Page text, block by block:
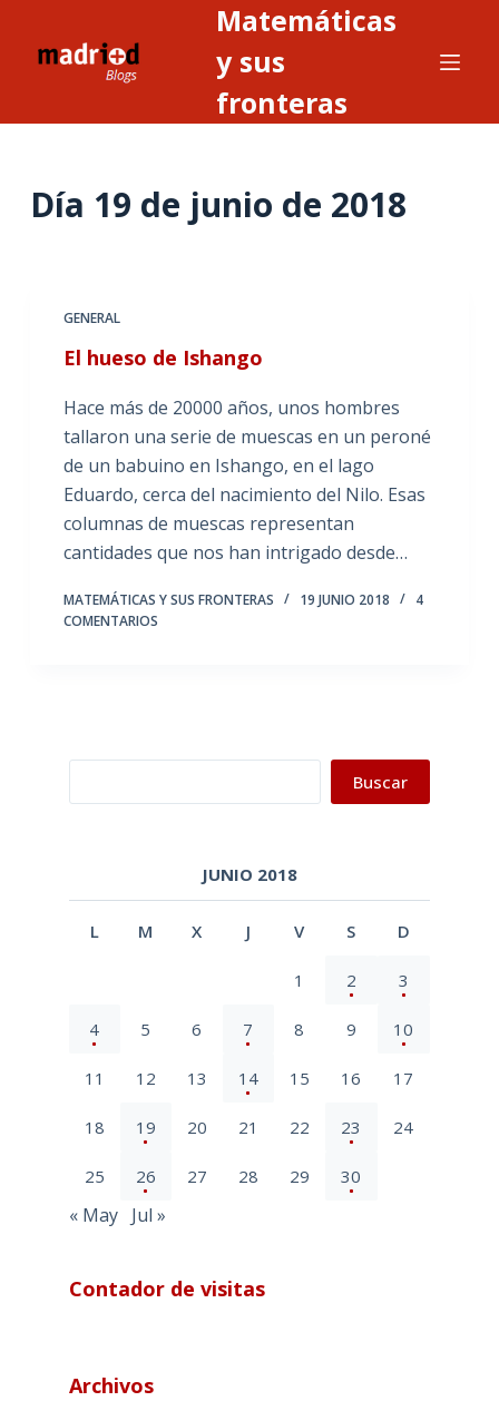
Matemáticas
y sus
fronteras
Día 19 de junio de 2018
GENERAL
El hueso de Ishango
Hace más de 20000 años, unos hombres
tallaron una serie de muescas en un peroné
de un babuino en Ishango, en el lago
Eduardo, cerca del nacimiento del Nilo. Esas
columnas de muescas representan
cantidades que nos han intrigado desde…
MATEMÁTICAS Y SUS FRONTERAS 19 JUNIO 2018
4
COMENTARIOS
Buscar
JUNIO 2018
L M X J V S D
1 2 3
4 5 6 7 8 9 10
11 12 13 14 15 16 17
18 19 20 21 22 23 24
25 26 27 28 29 30
« May Jul »
Contador de visitas
Archivos